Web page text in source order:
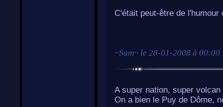
C'était peut-être de l'humour
~Sam~ le 28-01-2008 à 00:00
A super nation, super volcan
On a bien le Puy de Dôme,